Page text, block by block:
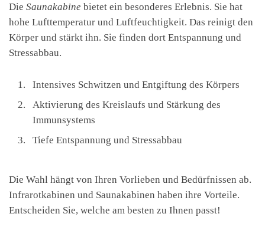
Die Saunakabine bietet ein besonderes Erlebnis. Sie hat
hohe Lufttemperatur und Luftfeuchtigkeit. Das reinigt den
Körper und stärkt ihn. Sie finden dort Entspannung und
Stressabbau.
Intensives Schwitzen und Entgiftung des Körpers
Aktivierung des Kreislaufs und Stärkung des
Immunsystems
Tiefe Entspannung und Stressabbau
Die Wahl hängt von Ihren Vorlieben und Bedürfnissen ab.
Infrarotkabinen und Saunakabinen haben ihre Vorteile.
Entscheiden Sie, welche am besten zu Ihnen passt!